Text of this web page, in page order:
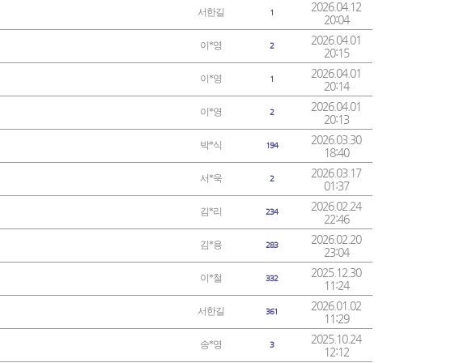
서한길 1
2026.04.12
20:04
이*영 2
2026.04.01
20:15
이*영 1
2026.04.01
20:14
이*영 2
2026.04.01
20:13
박*식 194
2026.03.30
18:40
서*욱 2
2026.03.17
01:37
김*리 234
2026.02.24
22:46
김*용 283
2026.02.20
23:04
이*철 332
2025.12.30
11:24
서한길 361
2026.01.02
11:29
송*영 3
2025.10.24
12:12